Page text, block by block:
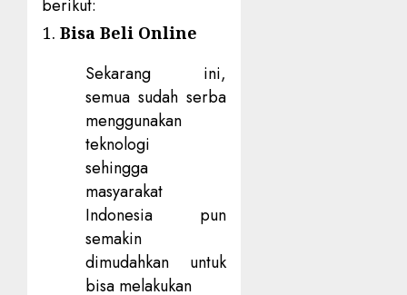
berikut:
Bisa Beli Online
Sekarang ini,
semua sudah serba
menggunakan
teknologi
sehingga
masyarakat
Indonesia pun
semakin
dimudahkan untuk
bisa melakukan